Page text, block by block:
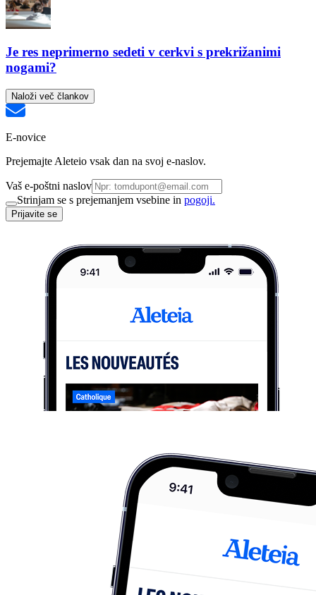
Je res neprimerno sedeti v cerkvi s prekrižanimi
nogami?
Naloži več člankov
E-novice
Prejemajte Aleteio vsak dan na svoj e-naslov.
Vaš e-poštni naslov
Strinjam se s prejemanjem vsebine in pogoji.
Prijavite se